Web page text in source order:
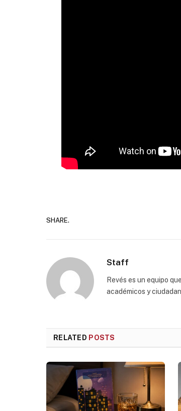
SHARE.
Staff
Revés es un equipo
académicos y
RELATED POSTS